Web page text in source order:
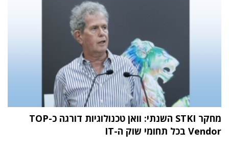
מחקר STKI השנתי: וואן טכנולוגיות דורגה כ-TOP
Vendor בכל תחומי שוק ה-IT